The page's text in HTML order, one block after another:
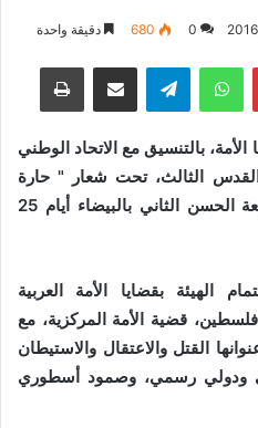
0
680 دقيقة واحدة
بينتيريستواتساب تيلقرام مشاركة عبر البريد طباعة
بالتنسيق مع الاتحاد الوطني
الثالث، تحت شعار " حارة
بجامعة الحسن الثاني بالبيضاء أيام 25
الهيئة بقضايا الأمة العربية
قضية الأمة المركزية، مع
القتل والاعتقال والاستيطان
ودولي رسمي، وصمود أسطوري